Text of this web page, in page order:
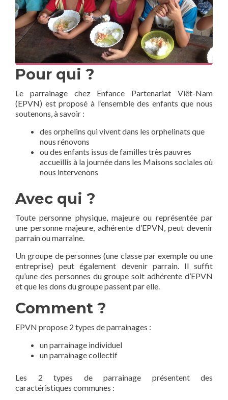
Pour qui ?
Le parrainage chez Enfance Partenariat Viêt-Nam
(EPVN) est proposé à l’ensemble des enfants que nous
soutenons, à savoir :
des orphelins qui vivent dans les orphelinats que
nous rénovons
ou des enfants issus de familles très pauvres
accueillis à la journée dans les Maisons sociales où
nous intervenons
Avec qui ?
Toute personne physique, majeure ou représentée par
une personne majeure, adhérente d’EPVN, peut devenir
parrain ou marraine.
Un groupe de personnes (une classe par exemple ou une
entreprise) peut également devenir parrain. Il suffit
qu’une des personnes du groupe soit adhérente d’EPVN
et que les dons du groupe passent par elle.
Comment ?
EPVN propose 2 types de parrainages :
un parrainage individuel
un parrainage collectif
Les 2 types de parrainage présentent des
caractéristiques communes :